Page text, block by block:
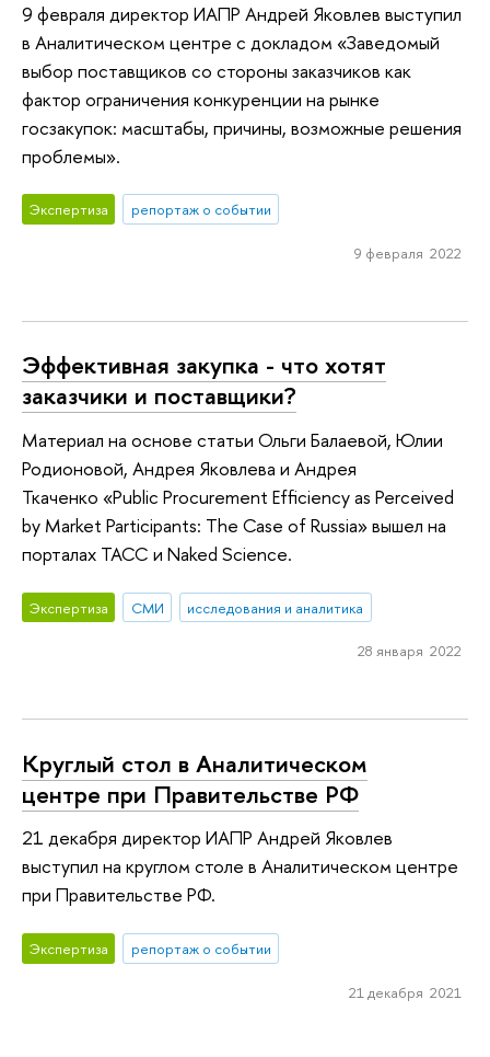
9 февраля директор ИАПР Андрей Яковлев выступил
в Аналитическом центре с докладом «Заведомый
выбор поставщиков со стороны заказчиков как
фактор ограничения конкуренции на рынке
госзакупок: масштабы, причины, возможные решения
проблемы».
Экспертиза репортаж о событии
9 февраля 2022
Эффективная закупка - что хотят
заказчики и поставщики?
Материал на основе статьи Ольги Балаевой, Юлии
Родионовой, Андрея Яковлева и Андрея
Ткаченко «Public Procurement Efficiency as Perceived
by Market Participants: The Case of Russia» вышел на
порталах ТАСС и Naked Science.
Экспертиза СМИ исследования и аналитика
28 января 2022
Круглый стол в Аналитическом
центре при Правительстве РФ
21 декабря директор ИАПР Андрей Яковлев
выступил на круглом столе в Аналитическом центре
при Правительстве РФ.
Экспертиза репортаж о событии
21 декабря 2021